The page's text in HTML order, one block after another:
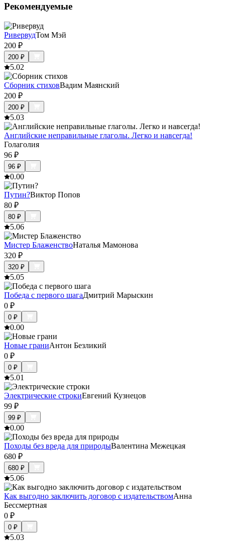
Рекомендуемые
РивервудТом Мэй
200 ₽
200 ₽
5.02
Сборник стиховВадим Маянский
200 ₽
200 ₽
5.03
Английские неправильные глаголы. Легко и навсегда!
Голаголия
96 ₽
96 ₽
0.00
Путин?Виктор Попов
80 ₽
80 ₽
5.06
Мистер БлаженствоНаталья Мамонова
320 ₽
320 ₽
5.05
Победа с первого шагаДмитрий Марыскин
0 ₽
0 ₽
0.00
Новые граниАнтон Безликий
0 ₽
0 ₽
5.01
Электрические строкиЕвгений Кузнецов
99 ₽
99 ₽
0.00
Походы без вреда для природыВалентина Межецкая
680 ₽
680 ₽
5.06
Как выгодно заключить договор с издательствомАнна
Бессмертная
0 ₽
0 ₽
5.03